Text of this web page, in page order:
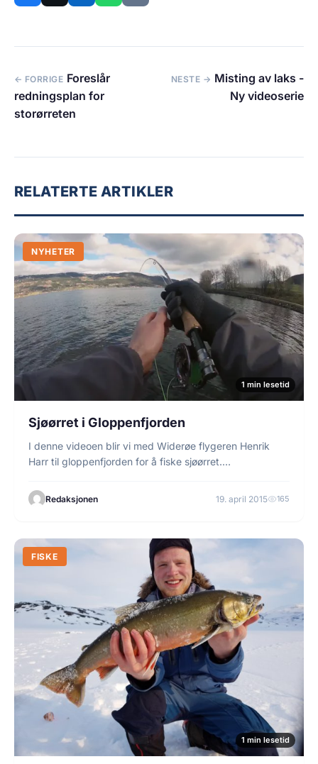
← FORRIGE Foreslår
redningsplan for
storørreten
NESTE → Misting av laks -
Ny videoserie
RELATERTE ARTIKLER
NYHETER
1 min lesetid
Sjøørret i Gloppenfjorden
I denne videoen blir vi med Widerøe flygeren Henrik
Harr til gloppenfjorden for å fiske sjøørret.…
Redaksjonen 19. april 2015 165
FISKE
1 min lesetid